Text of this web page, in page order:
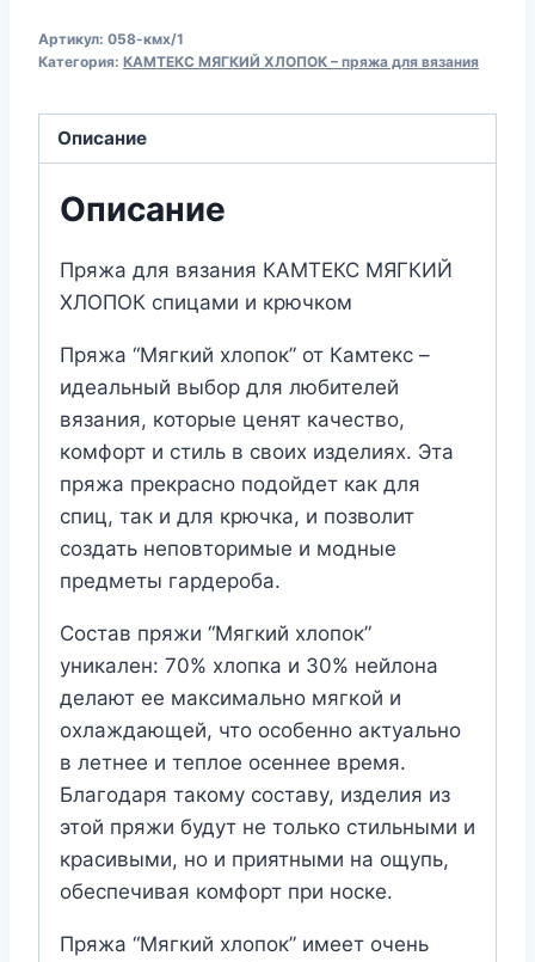
для
КАМТЕКС
«МЯГКИЙ
(№058)
Артикул: 058-кмх/1
Категория: КАМТЕКС МЯГКИЙ ХЛОПОК – пряжа для вязания
Описание
Описание
Пряжа для вязания КАМТЕКС МЯГКИЙ
ХЛОПОК спицами и крючком
Пряжа “Мягкий хлопок” от Камтекс –
идеальный выбор для любителей
вязания, которые ценят качество,
комфорт и стиль в своих изделиях. Эта
пряжа прекрасно подойдет как для
спиц, так и для крючка, и позволит
создать неповторимые и модные
предметы гардероба.
Состав пряжи “Мягкий хлопок”
уникален: 70% хлопка и 30% нейлона
делают ее максимально мягкой и
охлаждающей, что особенно актуально
в летнее и теплое осеннее время.
Благодаря такому составу, изделия из
этой пряжи будут не только стильными и
красивыми, но и приятными на ощупь,
обеспечивая комфорт при носке.
Пряжа “Мягкий хлопок” имеет очень